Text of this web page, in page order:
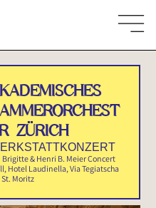
ZÜRICH
Brigitte & Henri B. Meier Concert
Hotel Laudinella, Via Tegiatscha
St. Moritz